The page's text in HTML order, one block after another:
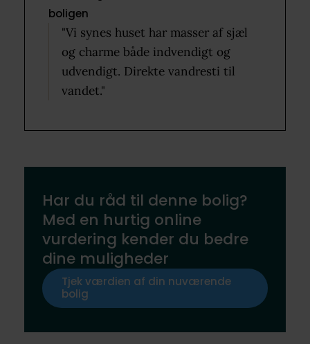
boligen
"Vi synes huset har masser af sjæl
og charme både indvendigt og
udvendigt. Direkte vandresti til
vandet."
Har du råd til denne bolig?
Med en hurtig online
vurdering kender du bedre
dine muligheder
Tjek værdien af din nuværende
bolig